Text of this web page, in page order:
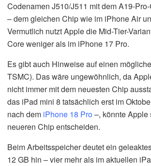
Codenamen J510/J511 mit dem A19-
– dem gleichen Chip wie im iPhone Air
Vermutlich nutzt Apple die Mid-Tier-
Core weniger als im iPhone 17 Pro.
Es gibt auch Hinweise auf einen
TSMC). Das wäre ungewöhnlich, da
nicht immer mit dem neuesten Chip
das iPad mini 8 tatsächlich erst im
nach dem iPhone 18 Pro–, könnte Apple
neueren Chip entscheiden.
Beim Arbeitsspeicher deutet ein
12 GB hin – vier mehr als im aktuellen